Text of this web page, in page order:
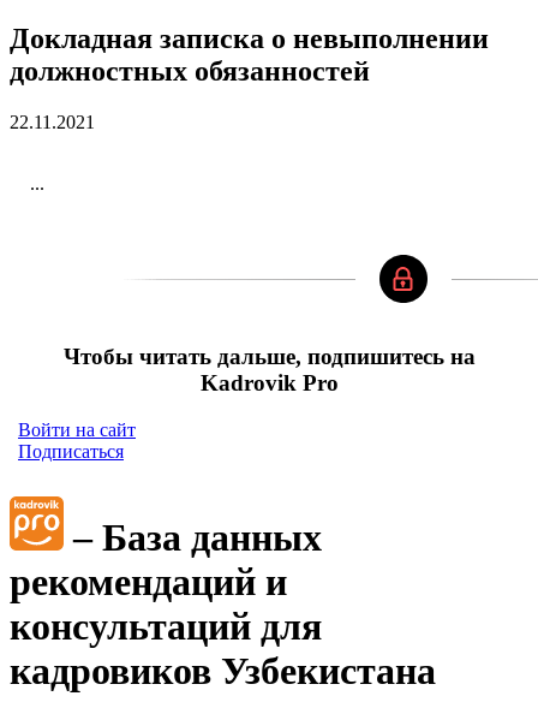
Докладная записка о невыполнении
должностных обязанностей
22.11.2021
...
Чтобы читать дальше, подпишитесь на
Kadrovik Pro
Войти на сайт
Подписаться
– База данных
рекомендаций и
консультаций для
кадровиков Узбекистана